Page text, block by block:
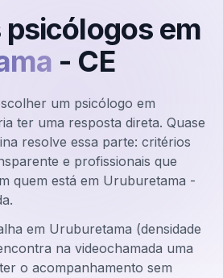
em
- CE
um psicólogo em
ter uma resposta direta. Quase
resolve essa parte: critérios
e profissionais que
quem está em Uruburetama -
em Uruburetama (densidade
na videochamada uma
o acompanhamento sem